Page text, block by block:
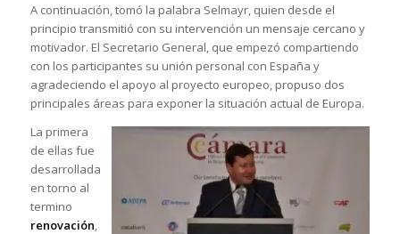
A continuación, tomó la palabra Selmayr, quien desde el
principio transmitió con su intervención un mensaje cercano y
motivador. El Secretario General, que empezó compartiendo
con los participantes su unión personal con España y
agradeciendo el apoyo al proyecto europeo, propuso dos
principales áreas para exponer la situación actual de Europa.
La primera
de ellas fue
desarrollada
en torno al
termino
renovación,